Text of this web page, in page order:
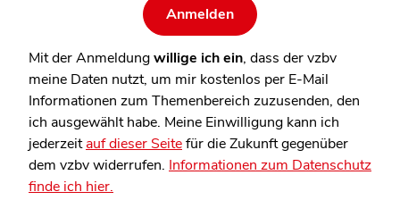
Mit der Anmeldungwillige ich ein, dass der vzbv
meine Daten nutzt, um mir kostenlos per E-Mail
Informationen zum Themenbereich zuzusenden, den
ich ausgewählt habe. Meine Einwilligung kann ich
jederzeitauf dieser Seitefür die Zukunft gegenüber
dem vzbv widerrufen. Informationen zum Datenschutz
finde ich hier.